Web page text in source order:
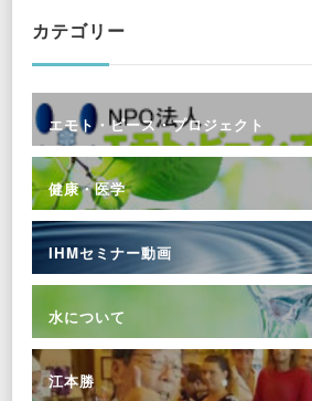
カテゴリー
エモト・ピース・プロジェクト
健康・医学
IHMセミナー動画
水について
江本勝